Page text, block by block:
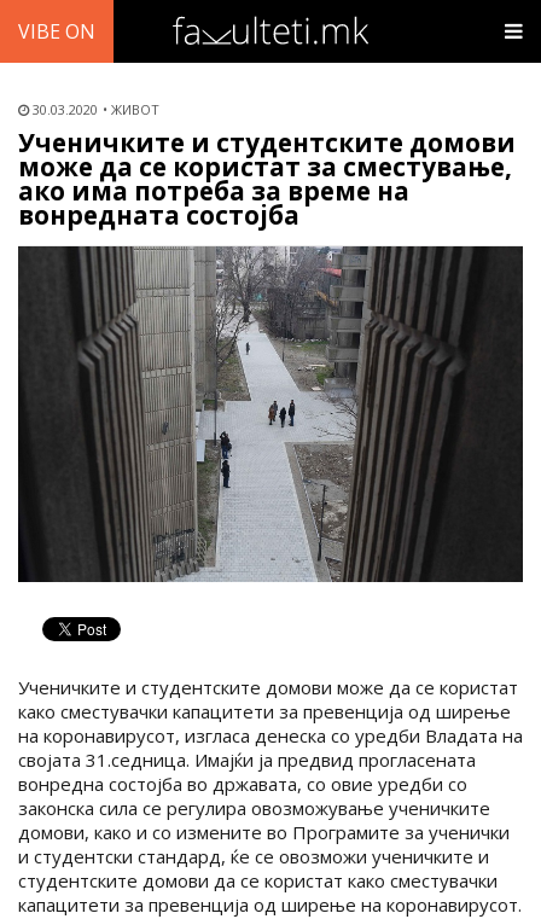
VIBE ON
30.03.2020 ЖИВОТ
Ученичките и студентските домови
може да се користат за сместување,
ако има потреба за време на
вонредната состојба
Ученичките и студентските домови може да се користат
како сместувачки капацитети за превенција од ширење
на коронавирусот, изгласа денеска со уредби Владата на
својата 31.седница. Имајќи ја предвид прогласената
вонредна состојба во државата, со овие уредби со
законска сила се регулира овозможување ученичките
домови, како и со измените во Програмите за ученички
и студентски стандард, ќе се овозможи ученичките и
студентските домови да се користат како сместувачки
капацитети за превенција од ширење на коронавирусот.